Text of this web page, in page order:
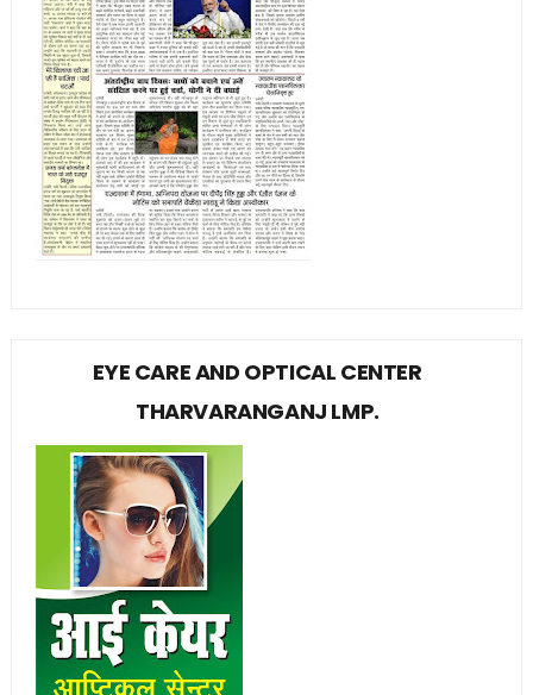
EYE CARE AND OPTICAL CENTER
THARVARANGANJ LMP.